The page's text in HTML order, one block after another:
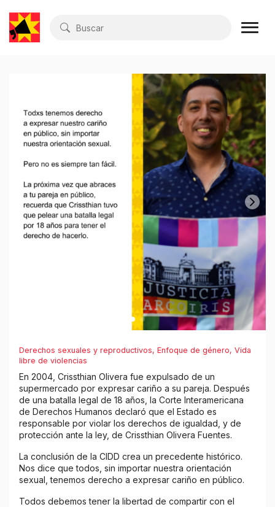
Derechos sexuales y reproductivos, Enfoque de género, Vida
libre de violencias
En 2004, Crissthian Olivera fue expulsado de un
supermercado por expresar cariño a su pareja. Después
de una batalla legal de 18 años, la Corte Interamericana
de Derechos Humanos declaró que el Estado es
responsable por violar los derechos de igualdad, y de
protección ante la ley, de Crissthian Olivera Fuentes.
La conclusión de la CIDD crea un precedente histórico.
Nos dice que todos, sin importar nuestra orientación
sexual, tenemos derecho a expresar cariño en público.
Todos debemos tener la libertad de compartir con el